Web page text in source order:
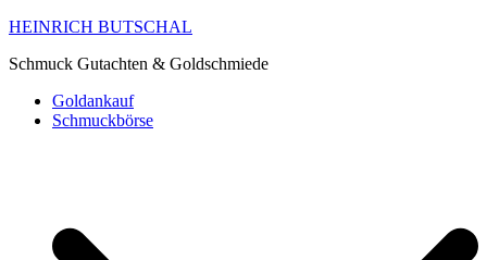
HEINRICH BUTSCHAL
Schmuck Gutachten & Goldschmiede
Goldankauf
Schmuckbörse